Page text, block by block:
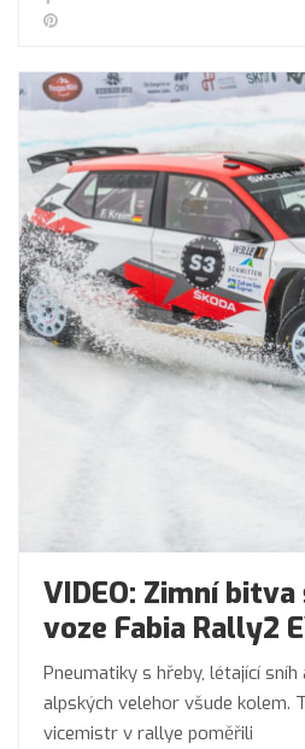
VIDEO: Zimní
voze Fabia Rally2
Pneumatiky s hřeby, létající
alpských velehor všude kolem.
vicemistr v rallye poměřili